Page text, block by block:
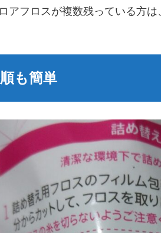
アフロスが複数残っている方
も簡単